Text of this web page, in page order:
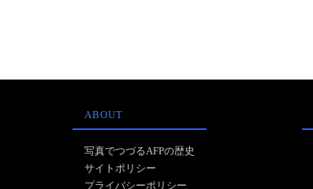
ABOUT
写真でつづるAFPの歴史
サイトポリシー
プライバシーポリシー